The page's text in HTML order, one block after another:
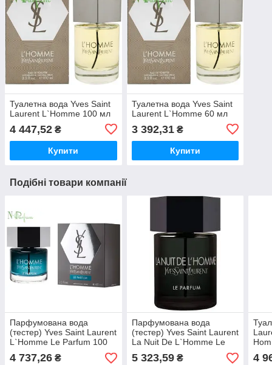
Туалетна вода Yves Saint
Laurent L`Homme 100 мл
4 447,52 ₴
Купити
Туалетна вода Yves Saint
Laurent L`Homme 60 мл
3 392,31₴
Купити
Подібні товари компанії
Парфумована вода
(тестер) Yves Saint Laurent
L`Homme Le Parfum 100
мл
4 737,26 ₴
Парфумована вода
(тестер) Yves Saint Laurent
La Nuit De L`Homme Le
Parfum 100 мл
5 323,59₴ 4